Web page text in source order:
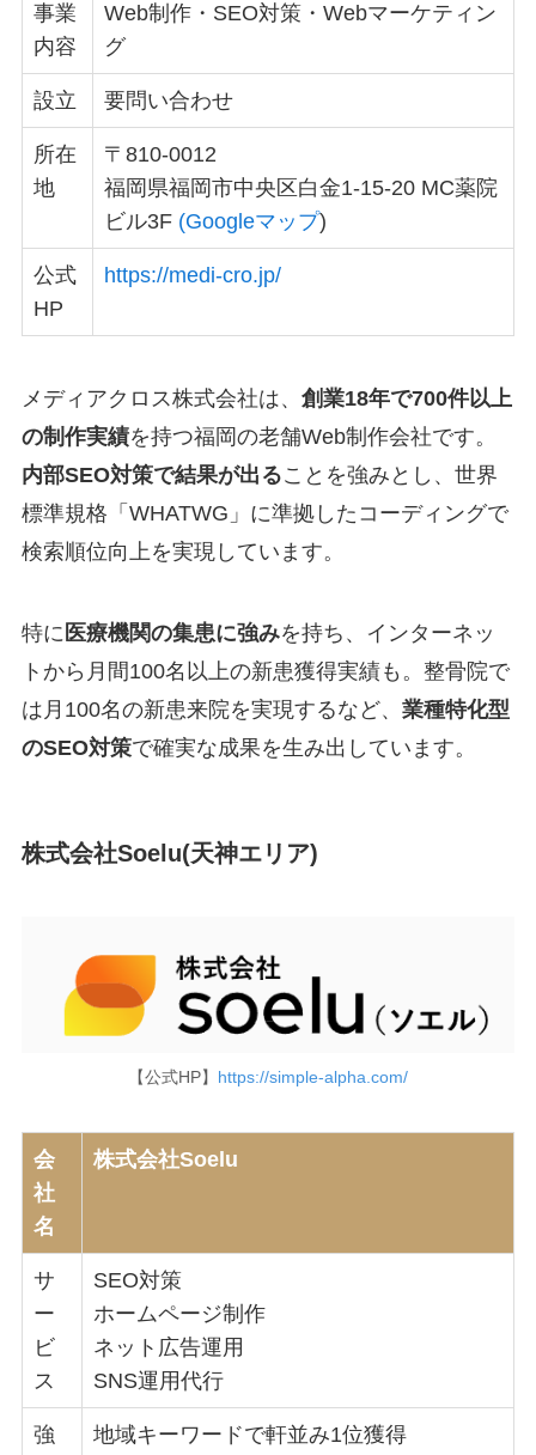
事業
内容
Web制作・SEO対策・Webマーケティン
グ
設立 要問い合わせ
所在
地
〒810-0012
福岡県福岡市中央区白金1-15-20 MC薬院
ビル3F (Googleマップ)
公式
HP
https://medi-cro.jp/
メディアクロス株式会社は、 創業18年で700件以上
の制作実績を持つ福岡の老舗Web制作会社です。
内部SEO対策で結果が出ることを強みとし、世界
標準規格「WHATWG」に準拠したコーディングで
検索順位向上を実現しています。
特に 医療機関の集患に強みを持ち、インターネッ
トから月間100名以上の新患獲得実績も。整骨院で
は月100名の新患来院を実現するなど、 業種特化型
のSEO対策で確実な成果を生み出しています。
株式会社Soelu(天神エリア)
【公式HP】 https://simple-alpha.com/
会
社
名
株式会社Soelu
サ
ー
ビ
ス
SEO対策
ホームページ制作
ネット広告運用
SNS運用代行
強 地域キーワードで軒並み1位獲得